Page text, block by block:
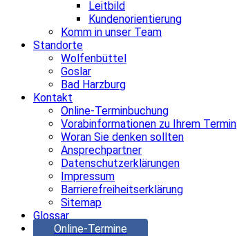
Leitbild
Kundenorientierung
Komm in unser Team
Standorte
Wolfenbüttel
Goslar
Bad Harzburg
Kontakt
Online-Terminbuchung
Vorabinformationen zu Ihrem Termin
Woran Sie denken sollten
Ansprechpartner
Datenschutzerklärungen
Impressum
Barrierefreiheitserklärung
Sitemap
Glossar
Online-Termine